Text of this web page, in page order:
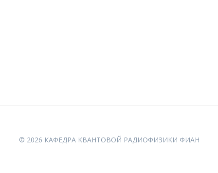
© 2026 КАФЕДРА КВАНТОВОЙ РАДИОФИЗИКИ ФИАН